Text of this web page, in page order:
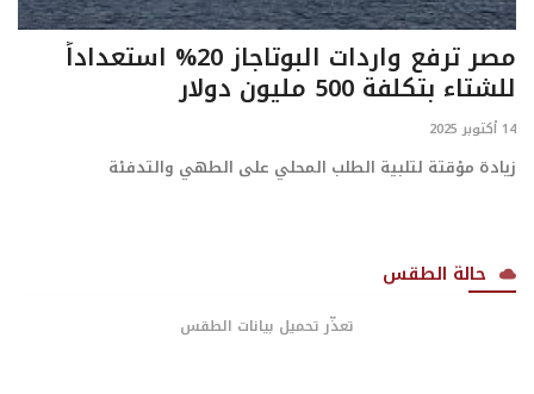
مصر ترفع واردات البوتاجاز 20% استعداداً
للشتاء بتكلفة 500 مليون دولار
14 أكتوبر 2025
زيادة مؤقتة لتلبية الطلب المحلي على الطهي والتدفئة
حالة الطقس
تعذّر تحميل بيانات الطقس